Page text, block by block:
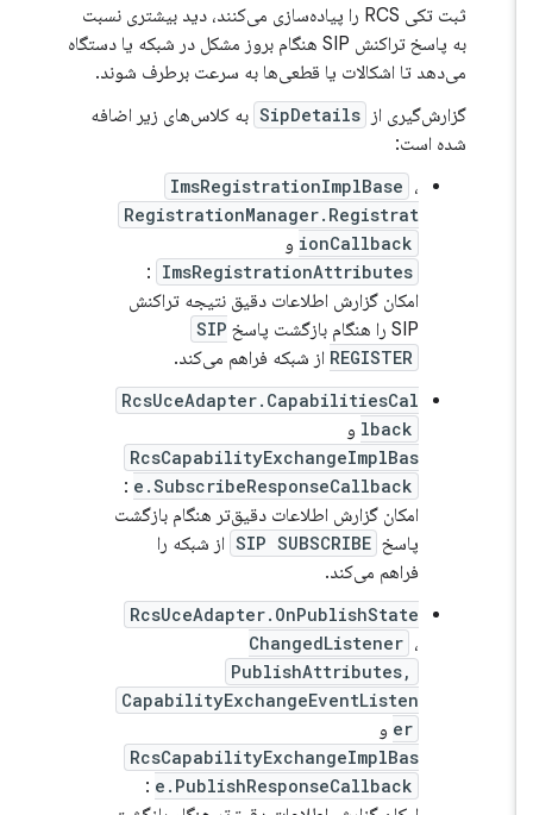
ثبت تکی RCS را پیاده‌سازی می‌کنند، دید بیشتری نسبت
به پاسخ تراکنش SIP هنگام بروز مشکل در شبکه یا دستگاه
می‌دهد تا اشکالات یا قطعی‌ها به سرعت برطرف شوند.
گزارش‌گیری از SipDetails به کلاس‌های زیر اضافه
شده است:
ImsRegistrationImplBase ،
RegistrationManager.Registrat
ionCallbackو
ImsRegistrationAttributes
:
امکان گزارش اطلاعات دقیق نتیجه تراکنش
SIP را هنگام بازگشت پاسخ
SIP
REGISTERاز شبکه فراهم می‌کند.
RcsUceAdapter.CapabilitiesCal
lbackو
RcsCapabilityExchangeImplBas
e.SubscribeResponseCallback
:
امکان گزارش اطلاعات دقیق‌تر هنگام بازگشت
پاسخ SIP SUBSCRIBE از شبکه را
فراهم می‌کند.
RcsUceAdapter.OnPublishState
ChangedListener
PublishAttributes,
CapabilityExchangeEventListen
erو
RcsCapabilityExchangeImplBas
e.PublishResponseCallback
: